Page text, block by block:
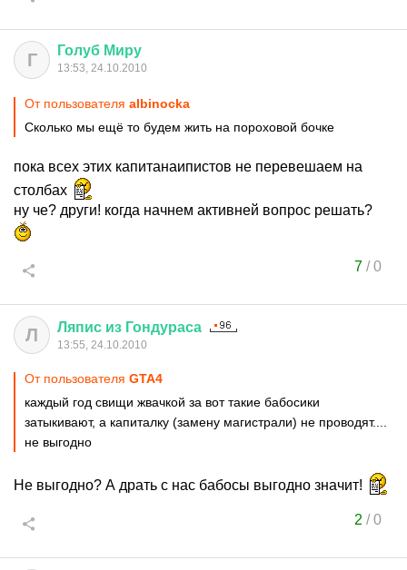
Г Голуб Миру
13:53, 24.10.2010
От пользователя albinocka
Сколько мы ещё то будем жить на пороховой бочке
пока всех этих капитанаипистов не перевешаем на
столбах
ну че? други! когда начнем активней вопрос решать?
7/0
Л Ляпис из Гондураса
13:55, 24.10.2010
От пользователя GTA4
каждый год свищи жвачкой за вот такие бабосики
затыкивают, а капиталку (замену магистрали) не проводят....
не выгодно
Не выгодно? А драть с нас бабосы выгодно значит!
2 /0